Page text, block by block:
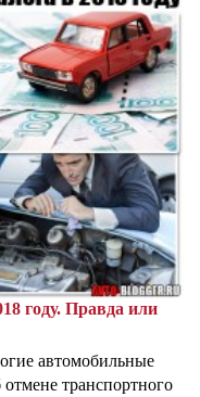
году. Правда или
автомобильные
транспортного